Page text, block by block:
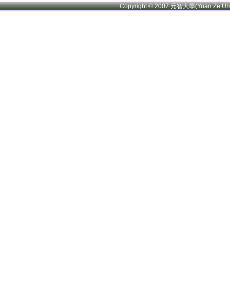
Copyright © 2007 元智大學(Yuan Ze